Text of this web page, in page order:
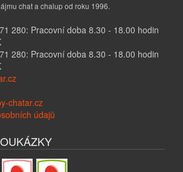
chat a chalup od roku 1996.
280: Pracovní doba 8.30 - 18.00 hodin
280: Pracovní doba 8.30 - 18.00 hodin
chatar.cz
údajů